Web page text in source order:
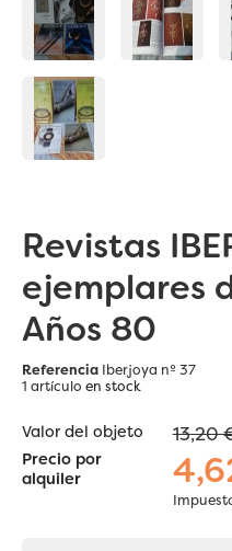
Revistas
ejemplares
Años 80
Referencia Iberjoya nº 37
1 artículo en stock
Valor del objeto 13,20
Precio por
alquiler